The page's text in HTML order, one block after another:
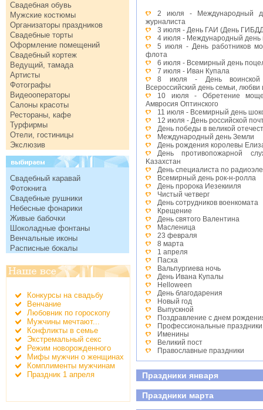
Свадебная обувь
Мужские костюмы
Организаторы праздников
Свадебные торты
Оформление помещений
Свадебный кортеж
Ведущий, тамада
Артисты
Фотографы
Видеооператоры
Салоны красоты
Рестораны, кафе
Турфирмы
Отели, гостиницы
Экслюзив
Свадебный каравай
Фотокнига
Свадебные рушники
Небесные фонарики
Живые бабочки
Шоколадные фонтаны
Венчальные иконы
Расписные бокалы
Конкурсы на свадьбу
Венчание
Любовник по гороскопу
Мужчины мечтают...
Конфликты в семье
Экстремальный секс
Режим новорожденного
Мифы мужчин о женщинах
Комплименты мужчинам
Праздник 1 апреля
2 июля - Международный
журналиста
3 июля - День ГАИ (День
4 июля - Международный день
5 июля - День работников
флота
6 июля - Всемирный день
7 июля - Иван Купала
8 июля - День воинской
Всероссийский день семьи, любви
10 июля - Обретение
Амвросия Оптинского
11 июля - Всемирный день
12 июля - День российской
День победы в великой
Международный день Земли
День рождения королевы
День противопожарной
Kазахстан
День специалиста по
Всемирный день рок-н-ролла
День пророка Иезекииля
Чистый четверг
День сотрудников военкомата
Крещение
День святого Валентина
Масленица
23 февраля
8 марта
1 апреля
Пасха
Вальпургиева ночь
День Ивана Купалы
Helloween
День благодарения
Новый год
Выпускной
Поздравление с днем
Профессиональные праздники
Именины
Великий пост
Православные праздники
День студента
День победы
Всероссийский день семьи,
Праздники января
Праздники марта